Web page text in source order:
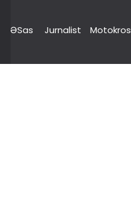
ƏSas Jurnalist Motokros